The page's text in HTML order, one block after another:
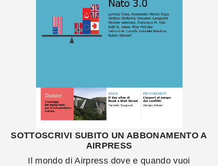
SOTTOSCRIVI SUBITO UN ABBONAMENTO A
AIRPRESS
Il mondo di Airpress dove e quando vuoi